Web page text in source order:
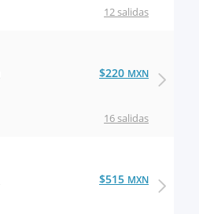
12 salidas
16 salidas
$220 MXN
$515 MXN